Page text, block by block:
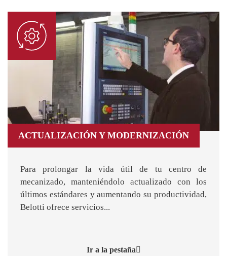
ACTUALIZACIÓN Y MODERNIZACIÓN
Para prolongar la vida útil de tu centro de
mecanizado, manteniéndolo actualizado con los
últimos estándares y aumentando su productividad,
Belotti ofrece servicios...
Ir a la pestaña